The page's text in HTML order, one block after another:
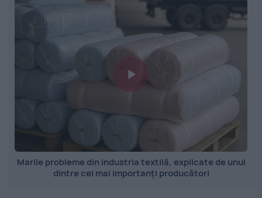
Marile probleme din industria textilă, explicate de unul
dintre cei mai importanți producători